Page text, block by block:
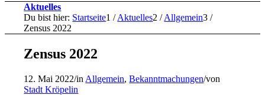
Aktuelles
Du bist hier: Startseite1 / Aktuelles2 / Allgemein3 /
Zensus 2022
Zensus 2022
12. Mai 2022/in Allgemein,Bekanntmachungen/von
Stadt Kröpelin